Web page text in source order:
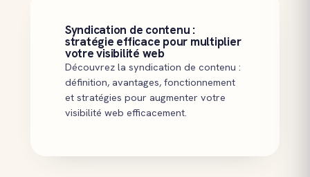
Syndication de contenu :
stratégie efficace pour multiplier
votre visibilité web
Découvrez la syndication de contenu :
définition, avantages, fonctionnement
et stratégies pour augmenter votre
visibilité web efficacement.